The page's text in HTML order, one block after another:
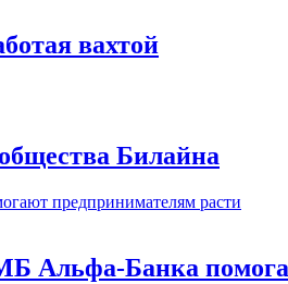
вахтой
Билайна
Альфа-Банка